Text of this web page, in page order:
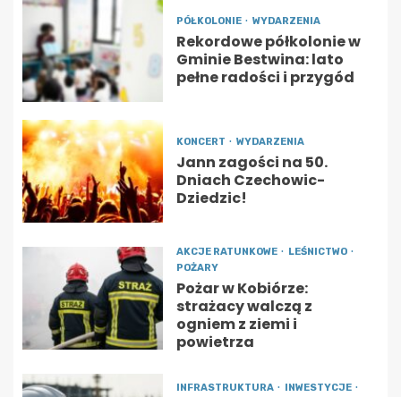
PÓŁKOLONIE WYDARZENIA
Rekordowe półkolonie w
Gminie Bestwina: lato
pełne radości i przygód
KONCERT WYDARZENIA
Jann zagości na 50.
Dniach Czechowic-
Dziedzic!
AKCJE RATUNKOWE
LEŚNICTWO
POŻARY
Pożar w Kobiórze:
strażacy walczą z
ogniem z ziemi i
powietrza
INFRASTRUKTURA INWESTYCJE